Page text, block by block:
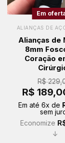
Em
Alianças de
8mm
Coração
R$
O
preço
era:
R$ 229,00.
R$
Em até 6x de
sem
Economize
↓